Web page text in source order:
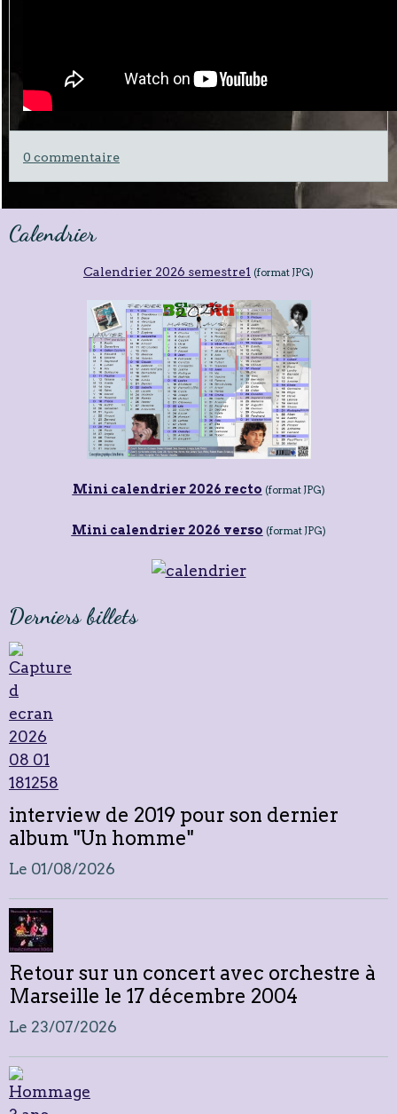
0 commentaire
Calendrier
Calendrier 2026 semestre1 (format JPG)
Mini calendrier 2026 recto (format JPG)
Mini calendrier 2026 verso (format JPG)
Derniers billets
interview de 2019 pour son dernier
album "Un homme"
Le 01/08/2026
Retour sur un concert avec orchestre à
Marseille le 17 décembre 2004
Le 23/07/2026